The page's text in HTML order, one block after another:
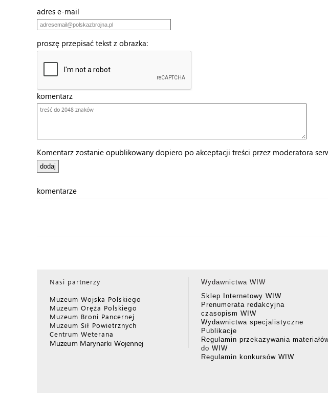
adres e-mail
proszę przepisać tekst z obrazka:
komentarz
Komentarz zostanie opublikowany dopiero po akceptacji treści przez moderatora
komentarze
Nasi partnerzy
Muzeum Wojska Polskiego
Muzeum Oręża Polskiego
Muzeum Broni Pancernej
Muzeum Sił Powietrznych
Centrum Weterana
Muzeum Marynarki Wojennej
Wydawnictwa WIW
Sklep Internetowy WIW
Prenumerata redakcyjna
czasopism WIW
Wydawnictwa specjalistyczne
Publikacje
Regulamin przekazywania
do WIW
Regulamin konkursów WIW